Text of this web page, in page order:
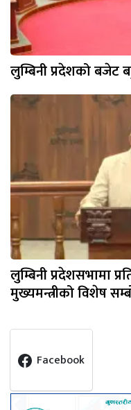
लुम्बिनी प्रदेशको बजेट
लुम्बिनी प्रदेशसभामा
मुख्यमन्त्रीको विशेष
Facebook